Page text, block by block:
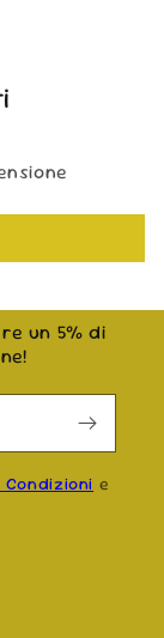
un 5% di
Condizioni e